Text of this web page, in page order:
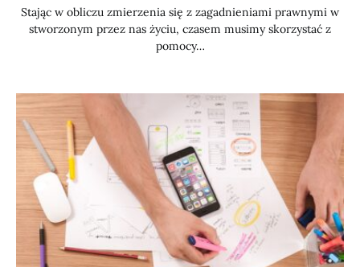
Stając w obliczu zmierzenia się z zagadnieniami prawnymi w
stworzonym przez nas życiu, czasem musimy skorzystać z
pomocy…